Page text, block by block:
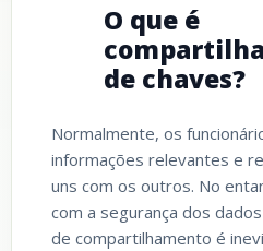
O que é
de chaves?
Normalmente, os
informações relevantes e
uns com os outros. No
com a segurança dos
de compartilhamento é